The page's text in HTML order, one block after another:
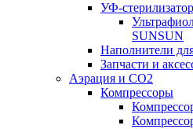
УФ-
SUNSUN
Наполнители
Запчасти и
Аэрация и CO2
Компрессоры